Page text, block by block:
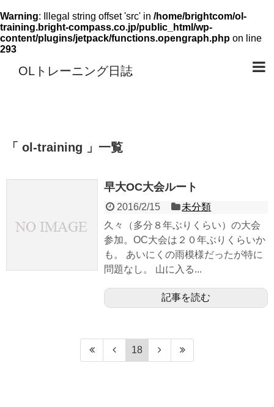
Warning: Illegal string offset 'src' in /home/brightcom/ol-
training.bright-compass.co.jp/public_html/wp-
content/plugins/jetpack/functions.opengraph.php on line
293
OLトレーニング日誌
「 ol-training 」一覧
早大OC大会ルート
2016/2/15
未分類
久々（多分８年ぶりくらい）の大会
参加。OC大会は２０年ぶりくらいか
も。 あいにくの雨模様だったが特に
問題なし。 山に入る...
記事を読む
18